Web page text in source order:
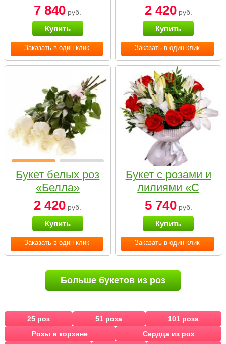
Заказать в один клик
7 840 руб.
Купить
Заказать в один клик
2 420руб.
Купить
Заказать в один клик
Букет белых роз
«Белла»
2 420 руб.
Купить
Заказать в один клик
Букет с розами и
лилиями «С
наилучшими
пожеланиями»
5 740руб.
Купить
Больше букетов из роз
25 роз 51 роза
101 роза
Розы в корзине
Сердца из роз